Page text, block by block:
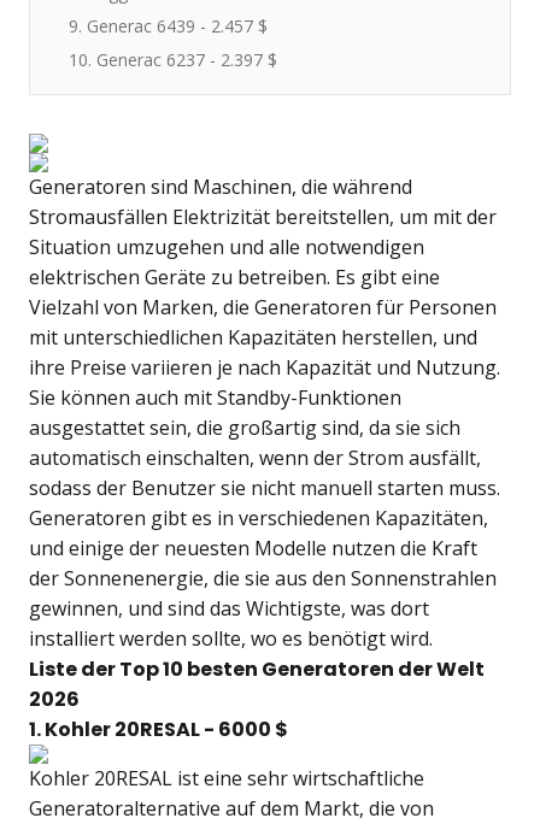
9. Generac 6439 - 2.457 $
10. Generac 6237 - 2.397 $
Generatoren sind Maschinen, die während
Stromausfällen Elektrizität bereitstellen, um mit der
Situation umzugehen und alle notwendigen
elektrischen Geräte zu betreiben. Es gibt eine
Vielzahl von Marken, die Generatoren für Personen
mit unterschiedlichen Kapazitäten herstellen, und
ihre Preise variieren je nach Kapazität und Nutzung.
Sie können auch mit Standby-Funktionen
ausgestattet sein, die großartig sind, da sie sich
automatisch einschalten, wenn der Strom ausfällt,
sodass der Benutzer sie nicht manuell starten muss.
Generatoren gibt es in verschiedenen Kapazitäten,
und einige der neuesten Modelle nutzen die Kraft
der Sonnenenergie, die sie aus den Sonnenstrahlen
gewinnen, und sind das Wichtigste, was dort
installiert werden sollte, wo es benötigt wird.
Liste der Top 10 besten Generatoren der Welt
2026
1. Kohler 20RESAL - 6000 $
Kohler 20RESAL ist eine sehr wirtschaftliche
Generatoralternative auf dem Markt, die von